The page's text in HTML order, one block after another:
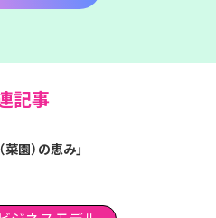
記事
園）の恵み」